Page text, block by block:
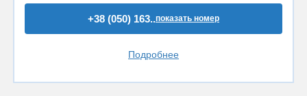
+38 (050) 163..показать номер
Подробнее